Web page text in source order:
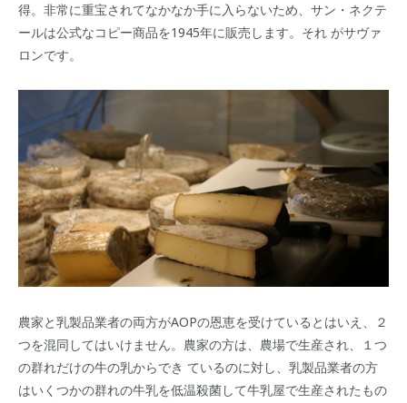
得。非常に重宝されてなかなか手に入らないため、サン・ネクテ
ールは公式なコピー商品を1945年に販売します。それ がサヴァ
ロンです。
農家と乳製品業者の両方がAOPの恩恵を受けているとはいえ、２
つを混同してはいけません。農家の方は、農場で生産され、１つ
の群れだけの牛の乳からでき ているのに対し、乳製品業者の方
はいくつかの群れの牛乳を低温殺菌して牛乳屋で生産されたもの